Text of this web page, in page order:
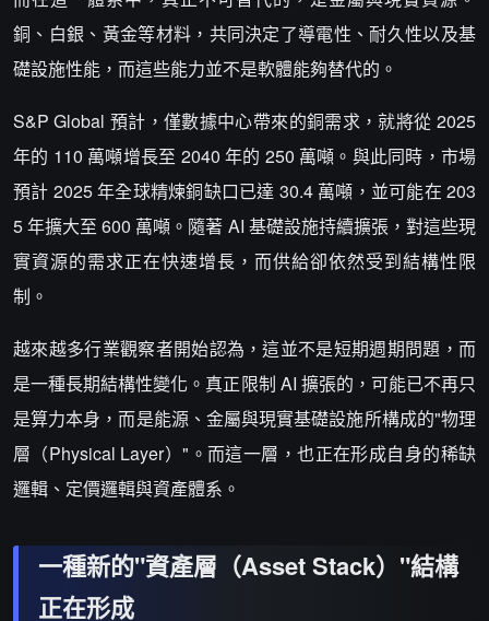
銅、白銀、黃金等材料，共同決定了導電性、耐久性以及基
礎設施性能，而這些能力並不是軟體能夠替代的。
S&P Global 預計，僅數據中心帶來的銅需求，就將從 2025
年的 110 萬噸增長至 2040 年的 250 萬噸。與此同時，市場
預計 2025 年全球精煉銅缺口已達 30.4 萬噸，並可能在 203
5 年擴大至 600 萬噸。隨著 AI 基礎設施持續擴張，對這些現
實資源的需求正在快速增長，而供給卻依然受到結構性限
制。
越來越多行業觀察者開始認為，這並不是短期週期問題，而
是一種長期結構性變化。真正限制 AI 擴張的，可能已不再只
是算力本身，而是能源、金屬與現實基礎設施所構成的"物理
層（Physical Layer）"。而這一層，也正在形成自身的稀缺
邏輯、定價邏輯與資產體系。
一種新的"資產層（Asset Stack）"結構
正在形成